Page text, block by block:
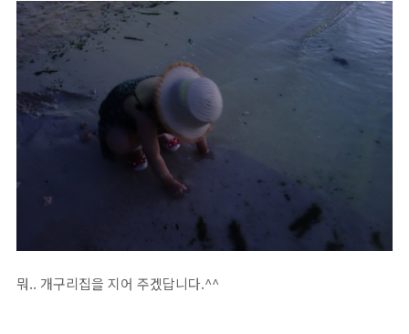
뭐.. 개구리집을 지어 주겠답니다.^^